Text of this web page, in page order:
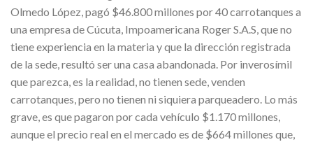
Olmedo López, pagó $46.800 millones por 40 carrotanques a
una empresa de Cúcuta, Impoamericana Roger S.A.S, que no
tiene experiencia en la materia y que la dirección registrada
de la sede, resultó ser una casa abandonada. Por inverosímil
que parezca, es la realidad, no tienen sede, venden
carrotanques, pero no tienen ni siquiera parqueadero. Lo más
grave, es que pagaron por cada vehículo $1.170 millones,
aunque el precio real en el mercado es de $664 millones que,